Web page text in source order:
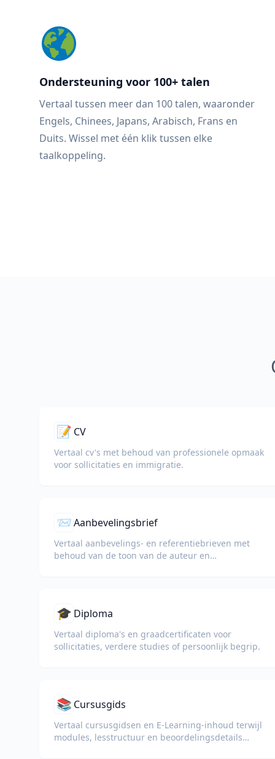
Ondersteuning voor 100+ talen
Vertaal tussen meer dan 100 talen, waaronder
Engels, Chinees, Japans, Arabisch, Frans en
Duits. Wissel met één klik tussen elke
taalkoppeling.
📝 CV
Vertaal cv's met behoud van professionele opmaak
voor sollicitaties en immigratie.
📨Aanbevelingsbrief
Vertaal aanbevelings- en referentiebrieven met
behoud van de toon van de auteur en
🎓 Diploma
Vertaal diploma's en graadcertificaten voor
sollicitaties, verdere studies of persoonlijk begrip.
📚 Cursusgids
Vertaal cursusgidsen en E-Learning-inhoud terwijl
modules, lesstructuur en beoordelingsdetails